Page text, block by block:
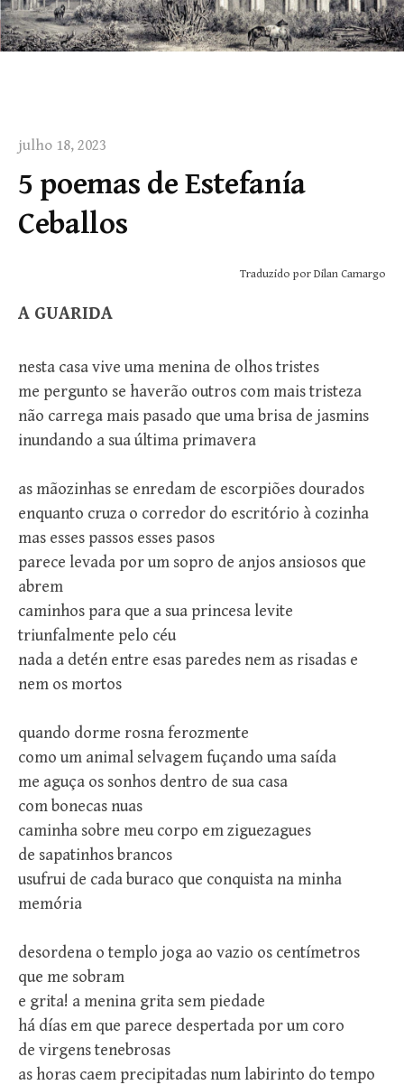
julho 18, 2023
5 poemas de Estefanía
Ceballos
Traduzido por Dilan Camargo
A GUARIDA
nesta casa vive uma menina de olhos tristes
me pergunto se haverão outros com mais tristeza
não carrega mais pasado que uma brisa de jasmins
inundando a sua última primavera
as mãozinhas se enredam de escorpiões dourados
enquanto cruza o corredor do escritório à cozinha
mas esses passos esses pasos
parece levada por um sopro de anjos ansiosos que
abrem
caminhos para que a sua princesa levite
triunfalmente pelo céu
nada a detén entre esas paredes nem as risadas e
nem os mortos
quando dorme rosna ferozmente
como um animal selvagem fuçando uma saída
me aguça os sonhos dentro de sua casa
com bonecas nuas
caminha sobre meu corpo em ziguezagues
de sapatinhos brancos
usufrui de cada buraco que conquista na minha
memória
desordena o templo joga ao vazio os centímetros
que me sobram
e grita! a menina grita sem piedade
há días em que parece despertada por um coro
de virgens tenebrosas
as horas caem precipitadas num labirinto do tempo